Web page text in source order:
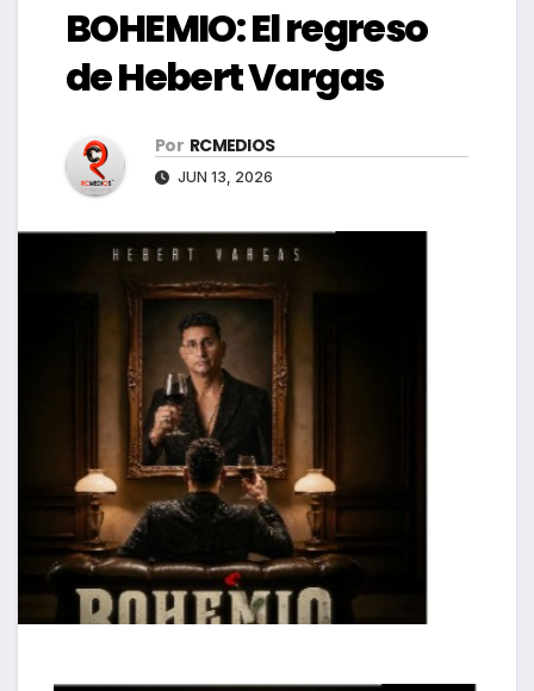
BOHEMIO: El regreso
de Hebert Vargas
Por RCMEDIOS
JUN 13, 2026